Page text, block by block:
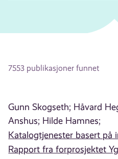
7553 publikasjoner funnet
Gunn Skogseth; Håvard
Anshus; Hilde Hamnes;
Katalogtjenester basert på
Rapport fra forprosjektet